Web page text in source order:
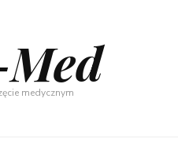
medycznym